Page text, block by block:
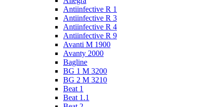
Antiinfective R 1
Antiinfective R 3
Antiinfective R 4
Antiinfective R 9
Avanti M 1900
Avanty 2000
Bagline
BG 1 M 3200
BG 2 M 3210
Beat 1
Beat 1.1